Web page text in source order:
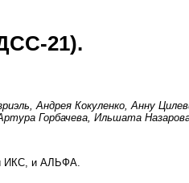
21).
Андрея Кокуленко, Анну
Горбачева, Ильшата
и ИКС, и АЛЬФА.